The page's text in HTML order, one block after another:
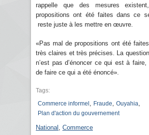
rappelle que des mesures
propositions ont été faites dans ce
reste juste à les mettre en œuvre.
«Pas mal de propositions ont été
très claires et très précises. La
n’est pas d’énoncer ce qui est à
de faire ce qui a été énoncé».
Tags:
Commerce informel
Fraude Ouyahia
Plan d'action du gouvernement
National Commerce